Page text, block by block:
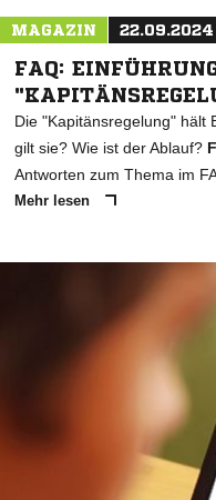
MAGAZIN
FAQ:
Die "Kapitänsregelung" hält
gilt sie? Wie ist der Ablauf?
Antworten zum Thema im
Mehr lesen